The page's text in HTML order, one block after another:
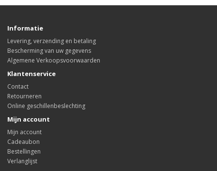
Informatie
Levering, verzending en betaling
Bescherming van uw gegevens
Algemene Verkoopsvoorwaarden
Klantenservice
Contact
Retourneren
Online geschillenbeslechting
Mijn account
Mijn account
Cadeaubon
Bestellingen
Verlanglijst